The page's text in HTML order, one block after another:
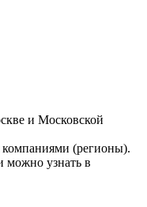
и Московской
компаниями (регионы).
можно узнать в